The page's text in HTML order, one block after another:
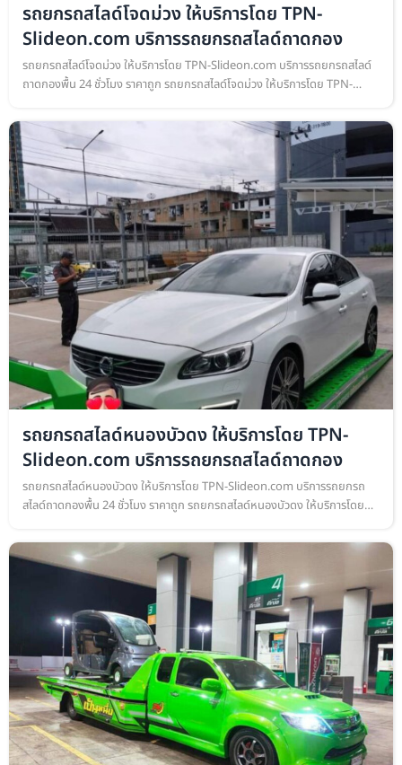
รถยกรถสไลด์โจดม่วง ให้บริการโดย TPN-
Slideon.com บริการรถยกรถสไลด์ถาดกอง
รถยกรถสไลด์โจดม่วง ให้บริการโดย TPN-Slideon.com บริการรถยกรถสไลด์
ถาดกองพื้น 24 ชั่วโมง ราคาถูก รถยกรถสไลด์โจดม่วง ให้บริการโดย TPN-
ยกร…
รถยกรถสไลด์หนองบัวดง ให้บริการโดย TPN-
Slideon.com บริการรถยกรถสไลด์ถาดกอง
รถยกรถสไลด์หนองบัวดง ให้บริการโดย TPN-Slideon.com บริการรถยกรถ
สไลด์ถาดกองพื้น 24 ชั่วโมง ราคาถูก รถยกรถสไลด์หนองบัวดง ให้บริการโดย
ชนิด…